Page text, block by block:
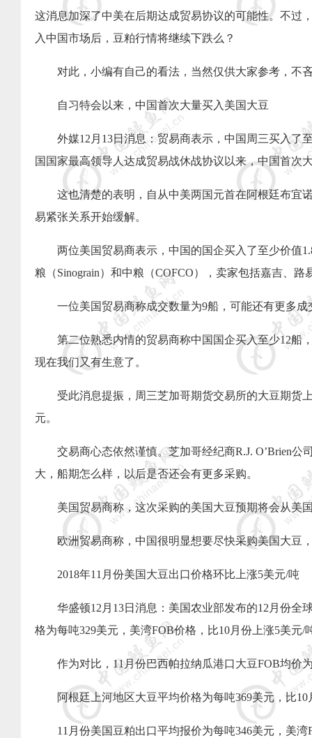
这消息加深了中美在后期达成贸易协议的可能性。不过
入中国市场后，豆粕行情将继续下跌么？
对此，小编有自己的看法，当然仅供大家参考，不
自习特会以来，中国首次大量买入美国大豆
外媒12 月 13日消息：贸易商表示，中国周三买入了
国国家最高领导人达成贸易战休战协议以来，中国首次
这也清楚的表明，自从中美两国元首在阿根廷布宜
易紧张关系开始缓解。
两位美国贸易商表示，中国的国企买入了至少价值
粮（Sinograin）和中粮（COFCO），卖家包括嘉吉、路
一位美国贸易商称成交数量为9船，可能还有更多成
第二位熟悉内情的贸易商称中国国企买入至少12船
现在我们又有生意了。
受此消息提振，周三芝加哥期货交易所的大豆期货
元。
交易商心态依然谨慎。芝加哥经纪商R.J. O’Brien公
大，船期怎么样，以后是否还会有更多采购。
美国贸易商称，这次采购的美国大豆预期将会从美
欧洲贸易商称，中国很明显想要尽快采购美国大豆
2018年11 月份美国大豆出口价格环比上涨5美元/吨
华盛顿12 月 13日消息：美国农业部发布的12 月份全
格为每吨329美元，美湾FOB价格，比10月份上涨5美元/
作为对比， 11月份巴西帕拉纳瓜港口大豆FOB均价
阿根廷上河地区大豆平均价格为每吨369美元，比10
11 月份美国豆粕出口平均报价为每吨346美元，美湾